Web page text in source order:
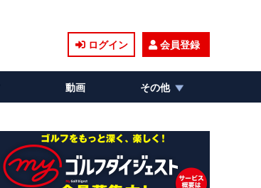
ログイン 会員登録
動画 その他